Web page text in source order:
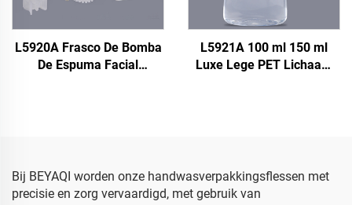
L5920A Frasco De Bomba
De Espuma Facial
L5921A 100 ml 150 ml
Luxe Lege PET Lichaam
Bij BEYAQI worden onze handwasverpakkingsflessen met
precisie en zorg vervaardigd, met gebruik van